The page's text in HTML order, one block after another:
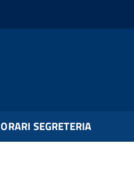
ORARI SEGRETERIA